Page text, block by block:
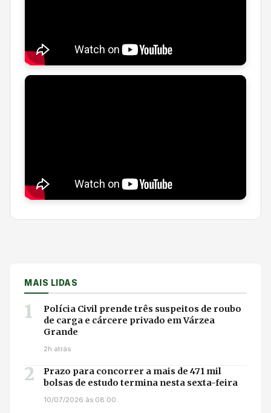
MAIS LIDAS
1
Polícia Civil prende três suspeitos de roubo
de carga e cárcere privado em Várzea
Grande
2h atrás
2
Prazo para concorrer a mais de 471 mil
bolsas de estudo termina nesta sexta-feira
10/07/2026 às 08:00